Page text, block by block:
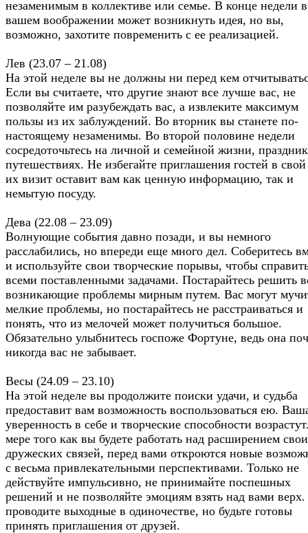
незаменимым в коллективе или семье. В конце недели в
вашем воображении может возникнуть идея, но вы,
возможно, захотите повременить с ее реализацией.
Лев (23.07 – 21.08)
На этой неделе вы не должны ни перед кем
Если вы считаете, что другие знают все лучше вас, не
позволяйте им разубеждать вас, а извлеките максимум
пользы из их заблуждений. Во вторник вы станете по-
настоящему незаменимы. Во второй половине недели
сосредоточьтесь на личной и семейной жизни,
путешествиях. Не избегайте приглашения гостей в
их визит оставит вам как ценную информацию, так и
немытую посуду.
Дева (22.08 – 23.09)
Волнующие события давно позади, и вы немного
расслабились, но впереди еще много дел. Соберитесь
и используйте свои творческие порывы, чтобы
всеми поставленными задачами. Постарайтесь решить
возникающие проблемы мирным путем. Вас могут
мелкие проблемы, но постарайтесь не расстраиваться и
понять, что из мелочей может получиться большое.
Обязательно улыбнитесь госпоже Фортуне, ведь она
никогда вас не забывает.
Весы (24.09 – 23.10)
На этой неделе вы продолжите поиски удачи, и судьба
предоставит вам возможность воспользоваться ею.
уверенность в себе и творческие способности
мере того как вы будете работать над расширением
дружеских связей, перед вами откроются новые
с весьма привлекательными перспективами. Только не
действуйте импульсивно, не принимайте поспешных
решений и не позволяйте эмоциям взять над вами
проводите выходные в одиночестве, но будьте готовы
принять приглашения от друзей.